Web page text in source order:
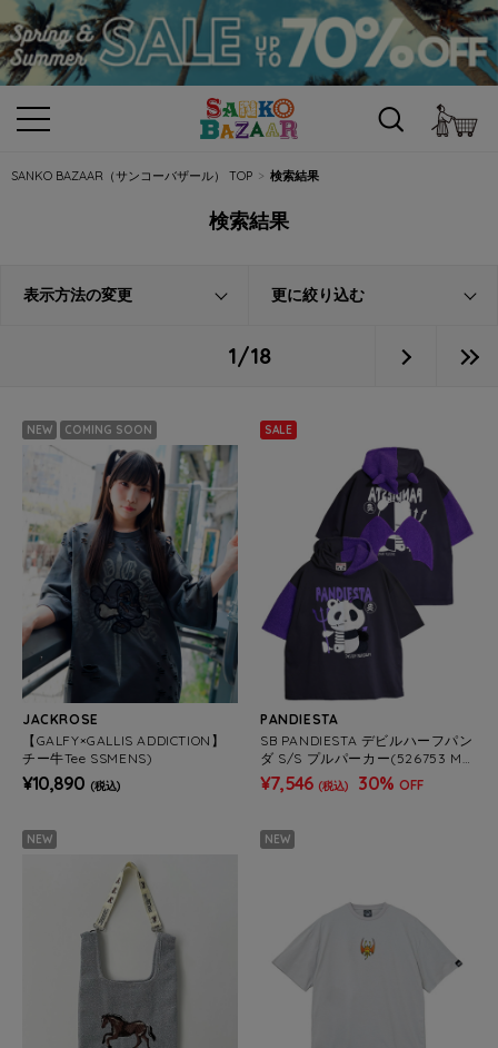
SANKO BAZAAR（サンコーバザール） TOP 検索結果
検索結果
表示方法の変更 更に絞り込む
1/18
NEW COMING SOON
JACKROSE
【GALFY×GALLIS ADDICTION】
チー牛Tee SSMENS)
¥10,890 (税込)
SALE
PANDIESTA
SB PANDIESTA デビルハーフパン
ダ S/S プルパーカー(526753 ME
NS/WOMENS）
¥7,546 (税込) 30% OFF
NEW NEW